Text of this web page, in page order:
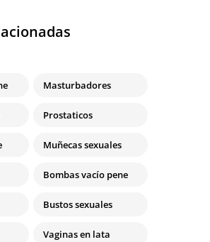
Masturbadores
Prostaticos
Muñecas sexuales
Bombas vacío pene
Bustos sexuales
Vaginas en lata